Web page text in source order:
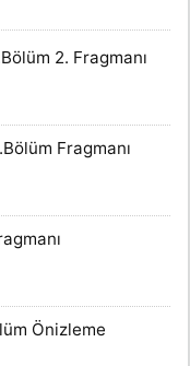
2. Fragmanı
Fragmanı
Önizleme